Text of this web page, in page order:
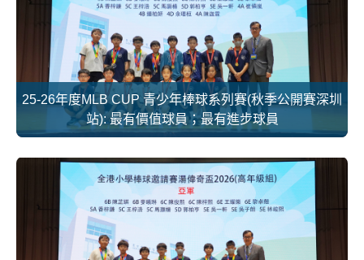
25-26年度MLB CUP 青少年棒球系列賽(秋季公開賽深圳
站): 最有價值球員；最有進步球員